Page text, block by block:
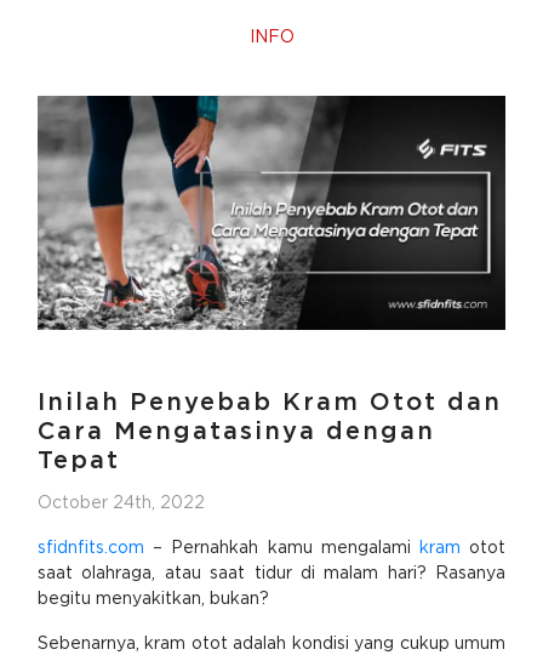
INFO
Inilah Penyebab Kram Otot dan
Cara Mengatasinya dengan
Tepat
October 24th, 2022
sfidnfits.com – Pernahkah kamu mengalami kram otot
saat olahraga, atau saat tidur di malam hari? Rasanya
begitu menyakitkan, bukan?
Sebenarnya, kram otot adalah kondisi yang cukup umum